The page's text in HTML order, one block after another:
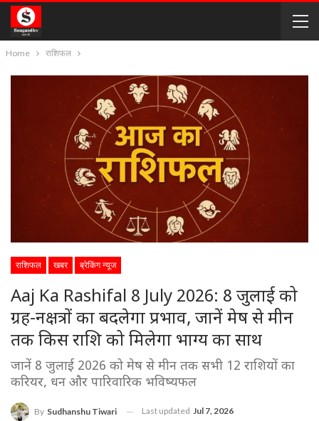
Home राशिफल
राशिफल खबर ब्रेकिंग न्यूज
Aaj Ka Rashifal 8 July 2026: 8 जुलाई को
ग्रह-नक्षत्रों का बदलेगा प्रभाव, जानें मेष से मीन
तक किस राशि को मिलेगा भाग्य का साथ
जानें 8 जुलाई 2026 को मेष से मीन तक सभी 12 राशियों का
करियर, धन और पारिवारिक भविष्यफल
By Sudhanshu Tiwari Last updated Jul 7, 2026